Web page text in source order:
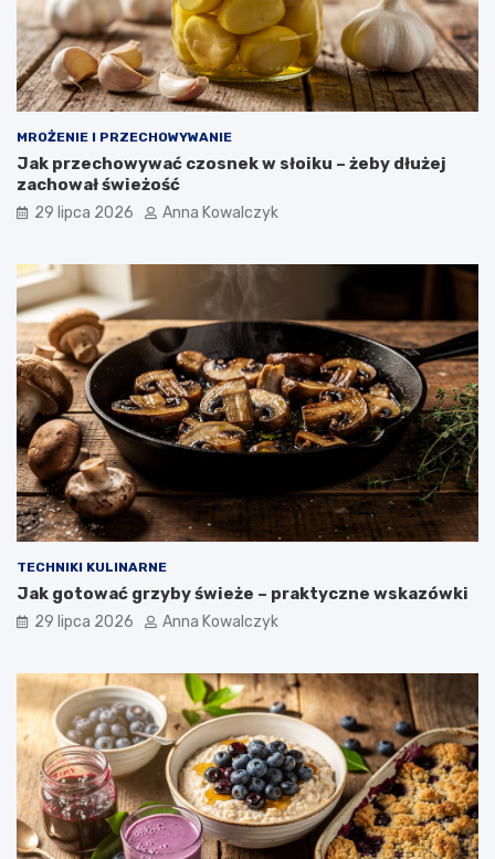
MROŻENIE I PRZECHOWYWANIE
Jak przechowywać czosnek w słoiku – żeby dłużej
zachował świeżość
29 lipca 2026 Anna Kowalczyk
TECHNIKI KULINARNE
Jak gotować grzyby świeże – praktyczne wskazówki
29 lipca 2026 Anna Kowalczyk